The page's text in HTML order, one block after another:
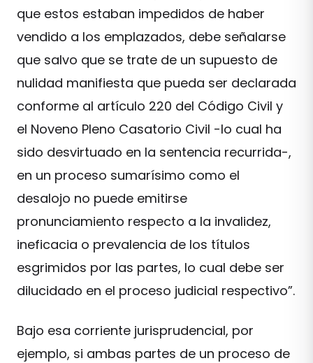
que estos estaban impedidos de haber
vendido a los emplazados, debe señalarse
que salvo que se trate de un supuesto de
nulidad manifiesta que pueda ser declarada
conforme al artículo 220 del Código Civil y
el Noveno Pleno Casatorio Civil -lo cual ha
sido desvirtuado en la sentencia recurrida-,
en un proceso sumarísimo como el
desalojo no puede emitirse
pronunciamiento respecto a la invalidez,
ineficacia o prevalencia de los títulos
esgrimidos por las partes, lo cual debe ser
dilucidado en el proceso judicial respectivo”.
Bajo esa corriente jurisprudencial, por
ejemplo, si ambas partes de un proceso de